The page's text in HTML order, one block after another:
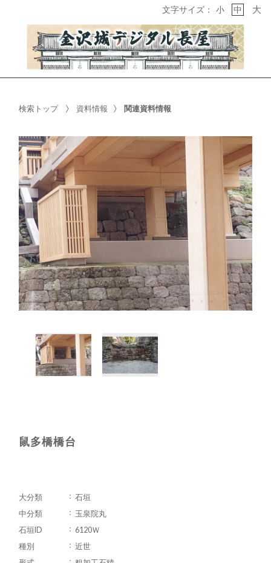
文字サイズ： 小 中 大
検索トップ 資料情報 関連資料情報
鼠多橋橋台
大分類
石垣
中分類
玉泉院丸
石垣ID
6120Ｗ
種別
近世